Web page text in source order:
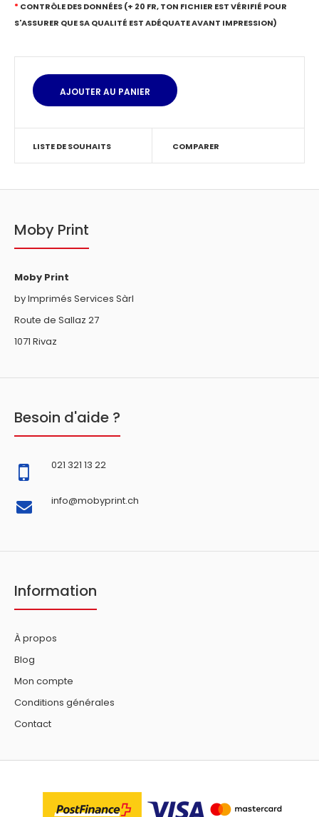
CONTRÔLE DES DONNÉES (+ 20 FR, TON FICHIER EST VÉRIFIÉ POUR
S'ASSURER QUE SA QUALITÉ EST ADÉQUATE AVANT IMPRESSION)
LISTE DE SOUHAITS COMPARER
Moby Print
Moby Print
by Imprimés Services Sàrl
Route de Sallaz 27
1071 Rivaz
Besoin d'aide ?
021 321 13 22
info@mobyprint.ch
Information
À propos
Blog
Mon compte
Conditions générales
Contact